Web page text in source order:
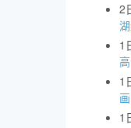
2
1
1
1